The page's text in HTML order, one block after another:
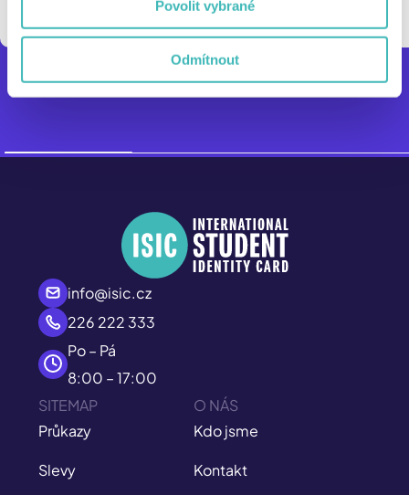
Povolit vybrané
Odmítnout
Kovové hlavolamy Huzzle Cast
info@isic.cz
226 222 333
Po – Pá
8:00 – 17:00
SITEMAP
Průkazy
Slevy
O NÁS
Kdo jsme
Kontakt